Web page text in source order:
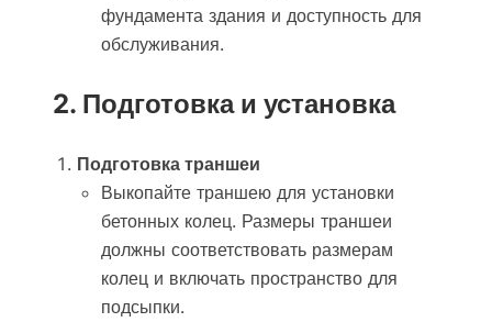
фундамента здания и доступность для
обслуживания.
2. Подготовка и установка
Подготовка траншеи
Выкопайте траншею для установки
бетонных колец. Размеры траншеи
должны соответствовать размерам
колец и включать пространство для
подсыпки.